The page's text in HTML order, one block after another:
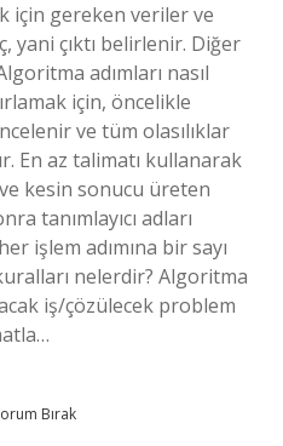
için gereken veriler ve
yani çıktı belirlenir. Diğer
adımları nasıl
için, öncelikle
ve tüm olasılıklar
En az talimatı kullanarak
kesin sonucu üreten
tanımlayıcı adları
işlem adımına bir sayı
nelerdir? Algoritma
iş/çözülecek problem
Bırak